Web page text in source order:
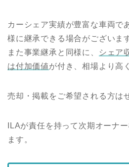
カーシェア実績が豊富な車両で
様に継承できる場合がございま
また事業継承と同様に、
シェア
は付加価値が付き、相場より高
売却・掲載をご希望される方は
ILAが責任を持って次期オーナ
ます。